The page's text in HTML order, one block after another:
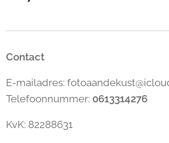
Contact
E-mailadres:
Telefoonnummer: 0613314276
KvK: 82288631